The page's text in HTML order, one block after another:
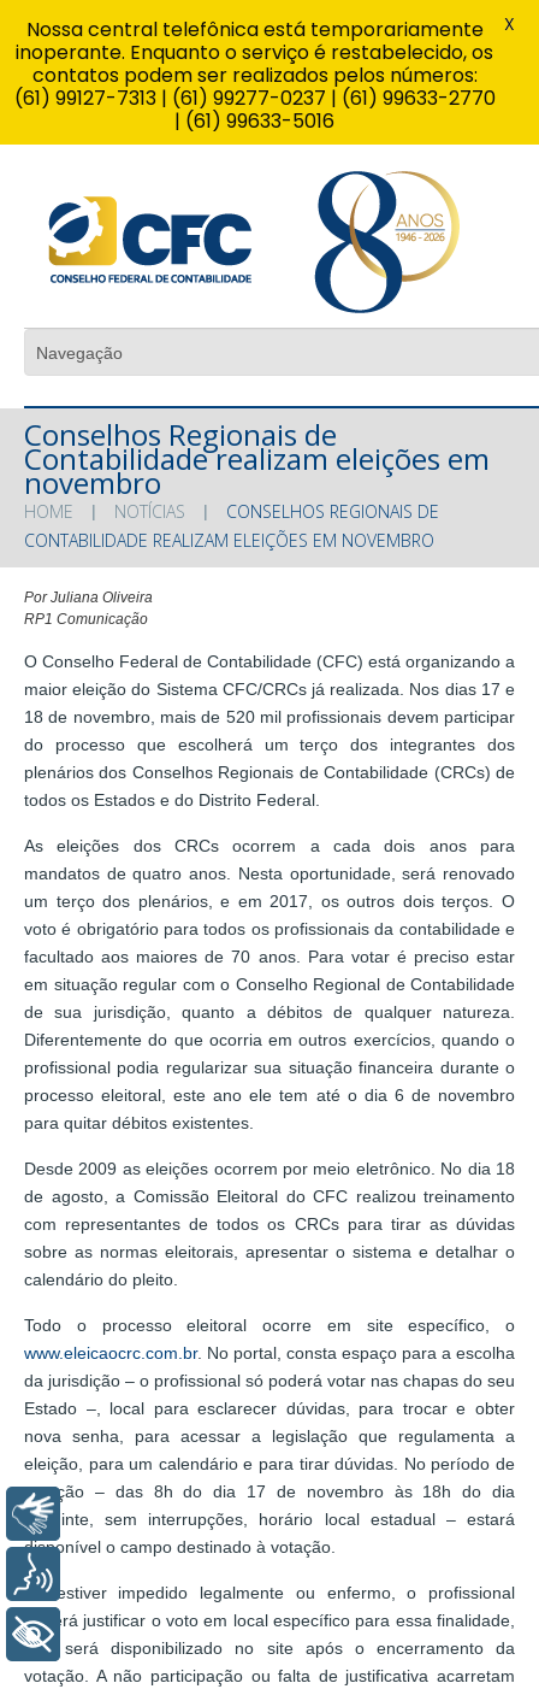
Conselhos Regionais de
Contabilidade realizam eleições em
novembro
HOME NOTÍCIAS
CONSELHOS REGIONAIS DE
CONTABILIDADE REALIZAM ELEIÇÕES EM NOVEMBRO
Por Juliana Oliveira
RP1 Comunicação
O Conselho Federal de Contabilidade (CFC) está organizando a
maior eleição do Sistema CFC/CRCs já realizada. Nos dias 17 e
18 de novembro, mais de 520 mil profissionais devem participar
do processo que escolherá um terço dos integrantes dos
plenários dos Conselhos Regionais de Contabilidade (CRCs) de
todos os Estados e do Distrito Federal.
As eleições dos CRCs ocorrem a cada dois anos para
mandatos de quatro anos. Nesta oportunidade, será renovado
um terço dos plenários, e em 2017, os outros dois terços. O
voto é obrigatório para todos os profissionais da contabilidade e
facultado aos maiores de 70 anos. Para votar é preciso estar
em situação regular com o Conselho Regional de Contabilidade
de sua jurisdição, quanto a débitos de qualquer natureza.
Diferentemente do que ocorria em outros exercícios, quando o
profissional podia regularizar sua situação financeira durante o
processo eleitoral, este ano ele tem até o dia 6 de novembro
para quitar débitos existentes.
Desde 2009 as eleições ocorrem por meio eletrônico. No dia 18
de agosto, a Comissão Eleitoral do CFC realizou treinamento
com representantes de todos os CRCs para tirar as dúvidas
sobre as normas eleitorais, apresentar o sistema e detalhar o
calendário do pleito.
Todo o processo eleitoral ocorre em site específico, o
www.eleicaocrc.com.br. No portal, consta espaço para a escolha
da jurisdição – o profissional só poderá votar nas chapas do seu
Estado –, local para esclarecer dúvidas, para trocar e obter
nova senha, para acessar a legislação que regulamenta a
eleição, para um calendário e para tirar dúvidas. No período de
votação – das 8h do dia 17 de novembro às 18h do dia
seguinte, sem interrupções, horário local estadual – estará
disponível o campo destinado à votação.
Se estiver impedido legalmente ou enfermo, o profissional
poderá justificar o voto em local específico para essa finalidade,
que será disponibilizado no site após o encerramento da
votação. A não participação ou falta de justificativa acarretam
Nossa central telefônica está temporariamente
inoperante. Enquanto o serviço é restabelecido, os
contatos podem ser realizados pelos números:
(61) 99127-7313 | (61) 99277-0237 | (61) 99633-2770
| (61) 99633-5016
X
Libras
+ Acessibilidade